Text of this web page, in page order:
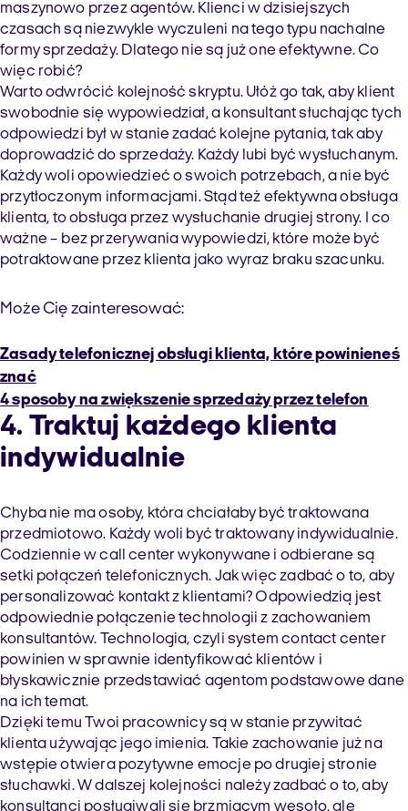
maszynowo przez agentów. Klienci w dzisiejszych
czasach są niezwykle wyczuleni na tego typu nachalne
formy sprzedaży. Dlatego nie są już one efektywne. Co
więc robić?
Warto odwrócić kolejność skryptu. Ułóż go tak, aby klient
swobodnie się wypowiedział, a konsultant słuchając tych
odpowiedzi był w stanie zadać kolejne pytania, tak aby
doprowadzić do sprzedaży. Każdy lubi być wysłuchanym.
Każdy woli opowiedzieć o swoich potrzebach, a nie być
przytłoczonym informacjami. Stąd też efektywna obsługa
klienta, to obsługa przez wysłuchanie drugiej strony. I co
ważne – bez przerywania wypowiedzi, które może być
potraktowane przez klienta jako wyraz braku szacunku.
Może Cię zainteresować:
Zasady telefonicznej obsługi klienta, które powinieneś
znać
4 sposoby na zwiększenie sprzedaży przez telefon
4. Traktuj każdego klienta
indywidualnie
Chyba nie ma osoby, która chciałaby być traktowana
przedmiotowo. Każdy woli być traktowany indywidualnie.
Codziennie w call center wykonywane i odbierane są
setki połączeń telefonicznych. Jak więc zadbać o to, aby
personalizować kontakt z klientami? Odpowiedzią jest
odpowiednie połączenie technologii z zachowaniem
konsultantów. Technologia, czyli system contact center
powinien w sprawnie identyfikować klientów i
błyskawicznie przedstawiać agentom podstawowe dane
na ich temat.
Dzięki temu Twoi pracownicy są w stanie przywitać
klienta używając jego imienia. Takie zachowanie już na
wstępie otwiera pozytywne emocje po drugiej stronie
słuchawki. W dalszej kolejności należy zadbać o to, aby
konsultanci posługiwali się brzmiącym wesoło, ale